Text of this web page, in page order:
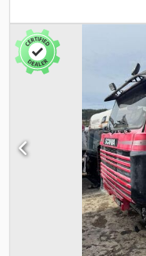
Rabljen, v dobrem stanju
Notranja dolžina: 2,388 m
2,388 m Na voljo za
leta 2025. Ta zabojnik se
komposta in se zdaj
za dostavo. Lastna teža: 1
informacije = Novo: Ne
informacije se obrnite na